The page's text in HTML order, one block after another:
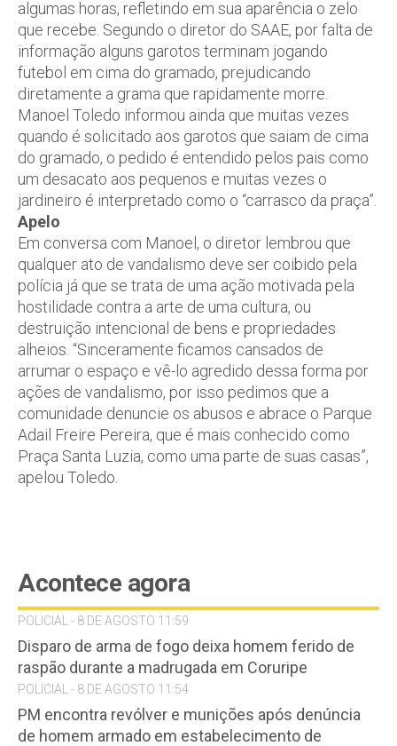
algumas horas, refletindo em sua aparência o zelo
que recebe. Segundo o diretor do SAAE, por falta de
informação alguns garotos terminam jogando
futebol em cima do gramado, prejudicando
diretamente a grama que rapidamente morre.
Manoel Toledo informou ainda que muitas vezes
quando é solicitado aos garotos que saiam de cima
do gramado, o pedido é entendido pelos pais como
um desacato aos pequenos e muitas vezes o
jardineiro é interpretado como o “carrasco da praça”.
Apelo
Em conversa com Manoel, o diretor lembrou que
qualquer ato de vandalismo deve ser coibido pela
polícia já que se trata de uma ação motivada pela
hostilidade contra a arte de uma cultura, ou
destruição intencional de bens e propriedades
alheios. “Sinceramente ficamos cansados de
arrumar o espaço e vê-lo agredido dessa forma por
ações de vandalismo, por isso pedimos que a
comunidade denuncie os abusos e abrace o Parque
Adail Freire Pereira, que é mais conhecido como
Praça Santa Luzia, como uma parte de suas casas”,
apelou Toledo.
Acontece agora
POLICIAL - 8 DE AGOSTO 11:59
Disparo de arma de fogo deixa homem ferido de
raspão durante a madrugada em Coruripe
POLICIAL - 8 DE AGOSTO 11:54
PM encontra revólver e munições após denúncia
de homem armado em estabelecimento de